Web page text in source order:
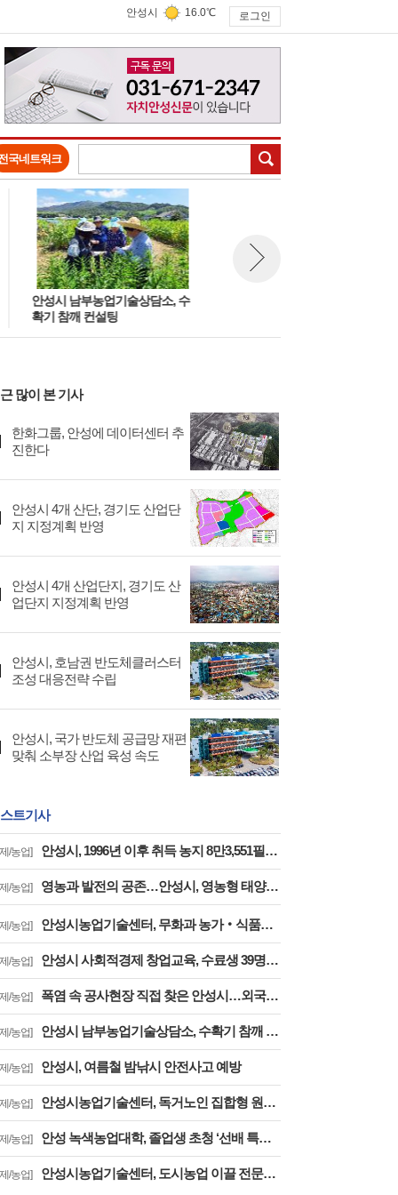
안성시 16.0℃ 로그인
국네트워크
안성시 남부농업기술상담소, 수
확기 참깨 컨설팅
많이 본 기사
한화그룹, 안성에 데이터센터 추
진한다
안성시 4개 산단, 경기도 산업단
지 지정계획 반영
안성시 4개 산업단지, 경기도 산
업단지 지정계획 반영
안성시, 호남권 반도체클러스터
조성 대응전략 수립
안성시, 국가 반도체 공급망 재편
맞춰 소부장 산업 육성 속도
트기사
/농업] 안성시, 1996년 이후 취득 농지 8만3,551필지 심층조사 착수
/농업] 영농과 발전의 공존…안성시, 영농형 태양광 시범사업 본격 시동
/농업] 안성시농업기술센터, 무화과 농가‧식품기업 간 상생협력
/농업] 안성시 사회적경제 창업교육, 수료생 39명 배출
/농업] 폭염 속 공사현장 직접 찾은 안성시…외국인 근로자 숙소 건립 안전점검
/농업] 안성시 남부농업기술상담소, 수확기 참깨 컨설팅
/농업] 안성시, 여름철 밤낚시 안전사고 예방
/농업] 안성시농업기술센터, 독거노인 집합형 원예 치유 프로그램
/농업] 안성 녹색농업대학, 졸업생 초청 ‘선배 특강’ 개최… 창업 경험 공유로 미래 농업인 역량 강화
/농업] 안성시농업기술센터, 도시농업 이끌 전문인력 15명 배출